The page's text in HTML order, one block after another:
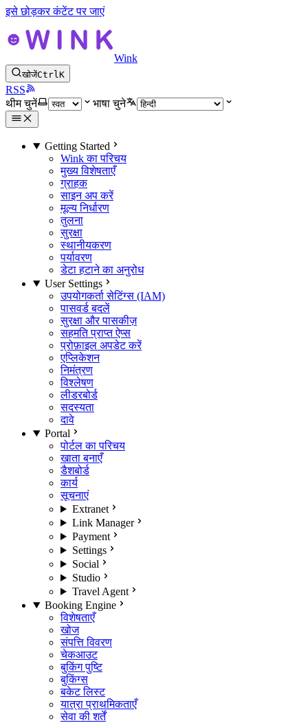
इसे छोड़कर कंटेंट पर जाएं
Wink
खोजेंCtrlK
RSS
थीम चुनें
भाषा चुने
Getting Started
Wink का परिचय
मुख्य विशेषताएँ
ग्राहक
साइन अप करें
मूल्य निर्धारण
तुलना
सुरक्षा
स्थानीयकरण
पर्यावरण
डेटा हटाने का अनुरोध
User Settings
उपयोगकर्ता सेटिंग्स (IAM)
पासवर्ड बदलें
सुरक्षा और पासकीज़
सहमति प्राप्त ऐप्स
प्रोफ़ाइल अपडेट करें
एप्लिकेशन
निमंत्रण
विश्लेषण
लीडरबोर्ड
सदस्यता
दावे
Portal
पोर्टल का परिचय
खाता बनाएँ
डैशबोर्ड
कार्य
सूचनाएं
Extranet
Link Manager
Payment
Settings
Social
Studio
Travel Agent
Booking Engine
विशेषताएँ
खोज
संपत्ति विवरण
चेकआउट
बुकिंग पुष्टि
बुकिंग्स
बकेट लिस्ट
यात्रा प्राथमिकताएँ
सेवा की शर्तें